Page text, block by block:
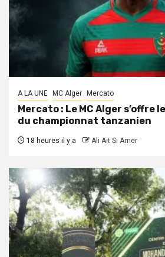
A LA UNE MC Alger Mercato
Mercato : Le MC Alger s’offre
du championnat tanzanien
18 heures il y a Ali Ait Si Amer